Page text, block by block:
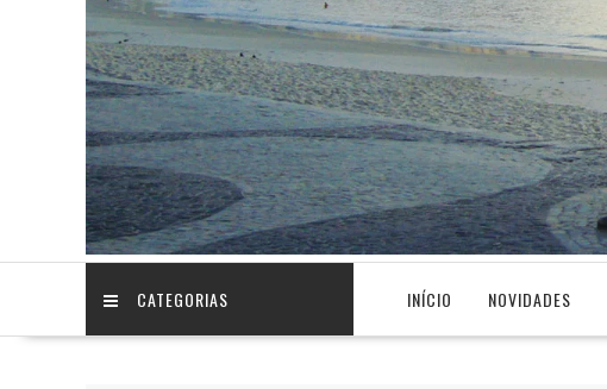
CATEGORIAS INÍCIO NOVIDADES